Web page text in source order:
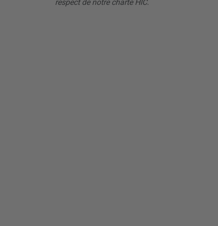
respect de notre charte HIC.